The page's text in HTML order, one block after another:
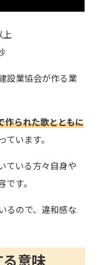
上
設業協会が作る業
作られた歌とともに
ています。
ている方々自身や
す。
るので、違和感な
意味